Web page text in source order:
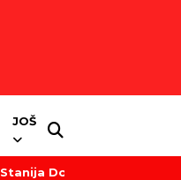
JOŠ
Stanija Dobrojević